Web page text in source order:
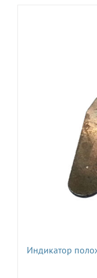
Индикатор